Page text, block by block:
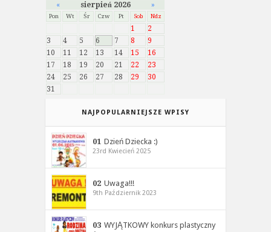
« sierpień 2026 »
Pon Wt Śr Czw Pt Sob Ndz
1
2
3
4 5 6 7 8
9
10
11 12 13 14 15
16
17
18 19 20 21 22
23
24
25 26 27 28 29
30
31
NAJPOPULARNIEJSZE WPISY
01 Dzień Dziecka :)
23rd Kwiecień 2025
02 Uwaga!!!
9th Październik 2023
03 WYJĄTKOWY konkurs plastyczny